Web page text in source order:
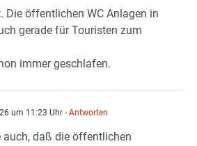
Die öffentlichen WC Anlagen in
gerade für Touristen zum
immer geschlafen.
um 11:23 Uhr - Antworten
auch, daß die öffentlichen